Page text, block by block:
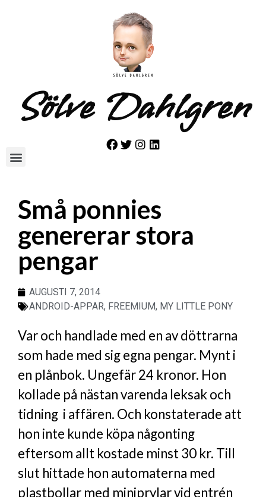
Sölve Dahlgren
Små ponnies
genererar stora
pengar
AUGUSTI 7, 2014
ANDROID-APPAR, FREEMIUM, MY LITTLE PONY
Var och handlade med en av döttrarna
som hade med sig egna pengar. Mynt i
en plånbok. Ungefär 24 kronor. Hon
kollade på nästan varenda leksak och
tidning i affären. Och konstaterade att
hon inte kunde köpa någonting
eftersom allt kostade minst 30 kr. Till
slut hittade hon automaterna med
plastbollar med miniprylar vid entrén